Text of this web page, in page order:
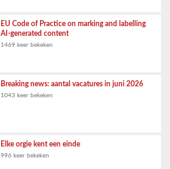
EU Code of Practice on marking and labelling
AI-generated content
1469 keer bekeken
Breaking news: aantal vacatures in juni 2026
1043 keer bekeken
Elke orgie kent een einde
996 keer bekeken